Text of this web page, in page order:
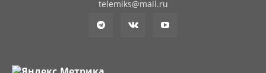
telemiks@mail.ru